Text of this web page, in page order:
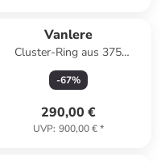
Vanlere
Cluster-Ring aus 375
Gelbgold mit Zirkonia mit
Rubin
-67%
290,00 €
UVP: 900,00 €*